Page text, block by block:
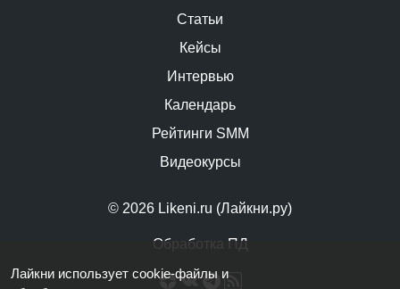
© 2026 Likeni.ru (Лайкни.ру)
Обработка ПД
Статьи
Кейсы
Интервью
Календарь
Рейтинги SMM
Видеокурсы
Лайкни использует cookie-файлы и